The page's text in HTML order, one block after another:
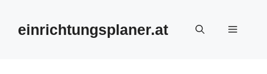
springeneinrichtungsplaner.at Menü